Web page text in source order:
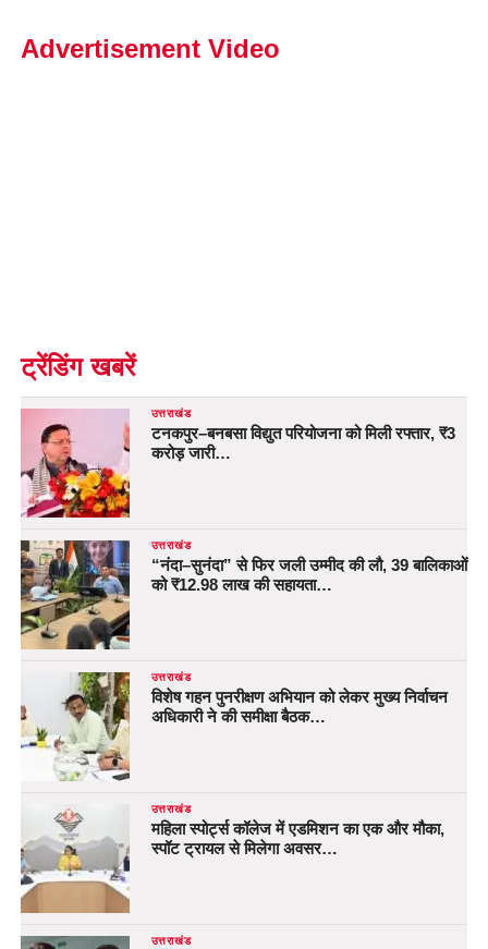
Advertisement Video
ट्रेंडिंग खबरें
उत्तराखंड
टनकपुर–बनबसा विद्युत परियोजना को मिली रफ्तार, ₹3
करोड़ जारी…
उत्तराखंड
“नंदा–सुनंदा” से फिर जली उम्मीद की लौ, 39 बालिकाओं
को ₹12.98 लाख की सहायता…
उत्तराखंड
विशेष गहन पुनरीक्षण अभियान को लेकर मुख्य निर्वाचन
अधिकारी ने की समीक्षा बैठक…
उत्तराखंड
महिला स्पोर्ट्स कॉलेज में एडमिशन का एक और मौका,
स्पॉट ट्रायल से मिलेगा अवसर…
उत्तराखंड